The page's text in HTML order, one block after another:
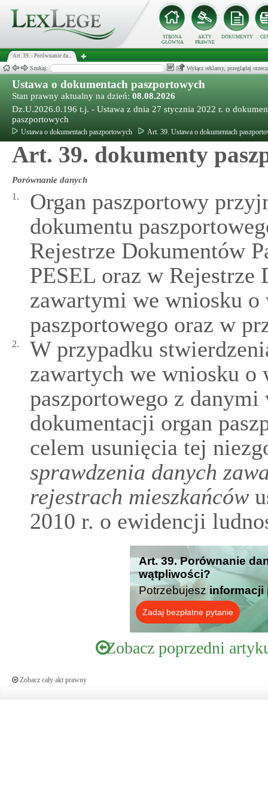
STRONA
GŁÓWNA
AKTY
PRAWNE
DOKUMENTY
Art. 39. - Porównanie da...
Szukaj: Wyłącz reklamy, przeglądaj
Ustawa o dokumentach paszportowych
Stan prawny aktualny na dzień: 08.08.2026
Dz.U.2026.0.196 t.j. - Ustawa z dnia 27 stycznia 2022 r. o
paszportowych
Ustawa o dokumentach paszportowych Art. 39. Ustawa o dokumentach
Art. 39. dokumenty
Porównanie danych
1.
Organ paszportowy
dokumentu
Rejestrze Dokumentów
PESEL oraz w
zawartymi we wniosku o
paszportowego oraz w
2.
W przypadku
zawartych we wniosku o
paszportowego z
dokumentacji organ
celem usunięcia tej
sprawdzenia danych
rejestrach mieszkańców
2010 r. o ewidencji
Art. 39. Porównanie
wątpliwości?
Potrzebujesz informacji
Zadaj bezpłatne pytanie
Zobacz poprzedni
Zobacz cały akt prawny